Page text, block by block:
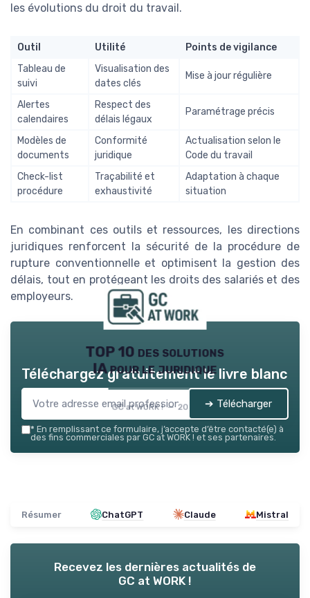
les évolutions du droit du travail.
Outil Utilité
Points de vigilance
Tableau de
suivi
Visualisation des
dates clés
Mise à jour régulière
Alertes
calendaires
Respect des
délais légaux
Paramétrage précis
Modèles de
documents
Conformité
juridique
Actualisation selon le
Code du travail
Check-list
procédure
Traçabilité et
exhaustivité
Adaptation à chaque
situation
En combinant ces outils et ressources, les directions
juridiques renforcent la sécurité de la procédure de
rupture conventionnelle et optimisent la gestion des
délais, tout en protégeant les droits des salariés et des
employeurs.
TOP 10 des solutions
IA pour le juridique
GC at WORK ! — 2026
Téléchargez gratuitement le livre blanc
➔ Télécharger
* En remplissant ce formulaire, j’accepte d’être contacté(e) à
des fins commerciales par GC at WORK ! et ses partenaires.
Résumer ChatGPT Claude Mistral
Recevez les dernières actualités de
GC at WORK !